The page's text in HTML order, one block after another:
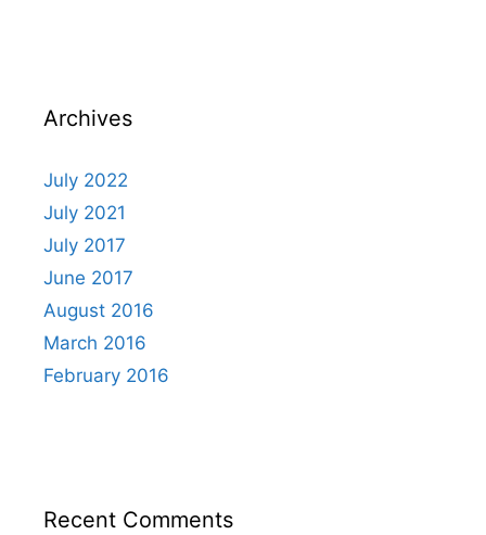
Archives
July 2022
July 2021
July 2017
June 2017
August 2016
March 2016
February 2016
Recent Comments